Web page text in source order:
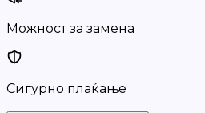
Можност за замена
Сигурно плаќање